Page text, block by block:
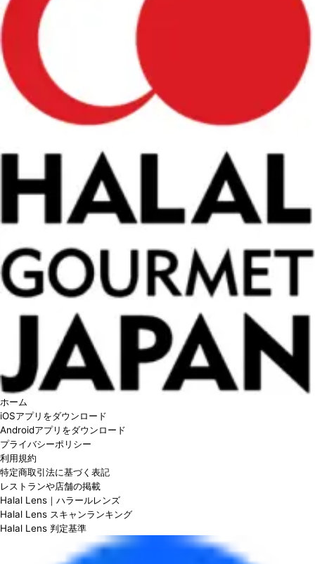
ホーム
iOSアプリをダウンロード
Androidアプリをダウンロード
プライバシーポリシー
利用規約
特定商取引法に基づく表記
レストランや店舗の掲載
Halal Lens｜ハラールレンズ
Halal Lens スキャンランキング
Halal Lens 判定基準